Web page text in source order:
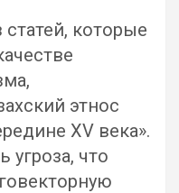
которые
этнос
XV века».
угроза, что